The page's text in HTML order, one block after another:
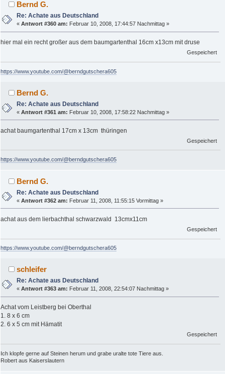
Bernd G.
Re: Achate aus Deutschland
«Antwort #360 am: Februar 10, 2008, 17:44:57 Nachmittag »
hier mal ein recht großer aus dem baumgartenthal 16cm x13cm mit druse
Gespeichert
https://www.youtube.com/@berndgutschera605
Bernd G.
Re: Achate aus Deutschland
«Antwort #361 am: Februar 10, 2008, 17:58:22 Nachmittag »
achat baumgartenthal 17cm x 13cm thüringen
Gespeichert
https://www.youtube.com/@berndgutschera605
Bernd G.
Re: Achate aus Deutschland
«Antwort #362 am: Februar 11, 2008, 11:55:15 Vormittag »
achat aus dem lierbachthal schwarzwald 13cmx11cm
Gespeichert
https://www.youtube.com/@berndgutschera605
schleifer
Re: Achate aus Deutschland
«Antwort #363 am: Februar 11, 2008, 22:54:07 Nachmittag »
Achat vom Leistberg bei Oberthal
1. 8 x 6 cm
2. 6 x 5 cm mit Hämatit
Gespeichert
Ich klopfe gerne auf Steinen herum und grabe uralte tote Tiere aus.
Robert aus Kaiserslautern